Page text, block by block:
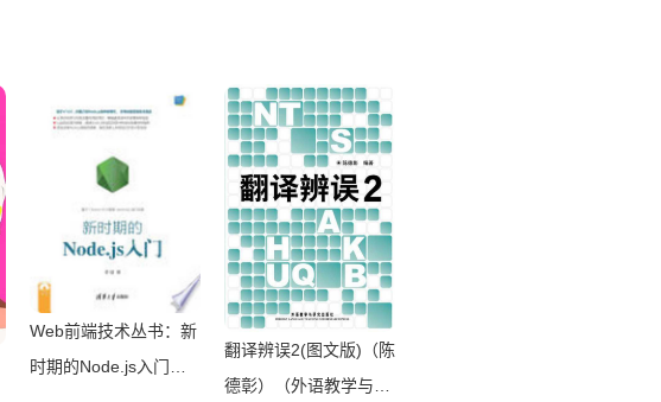
Rick）（2006）
Web前端技术丛书：新
时期的Node.js入门
翻译辨误2(图文版)（陈
德彰）（外语教学与研